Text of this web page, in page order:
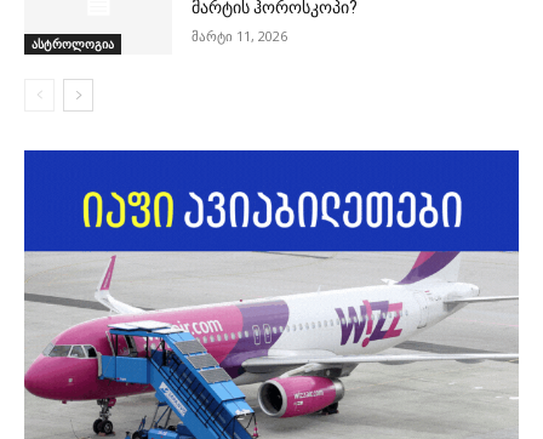
ასტროლოგია
მარტის ჰოროსკოპი?
მარტი 11, 2026